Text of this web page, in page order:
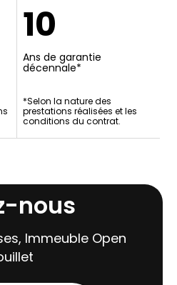
10
Ans de garantie
décennale*
*Selon la nature des
prestations réalisées et les
conditions du contrat.
nous
Immeuble Open